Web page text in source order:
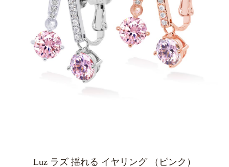
Luz ラズ 揺れる イヤリング （ピンク）